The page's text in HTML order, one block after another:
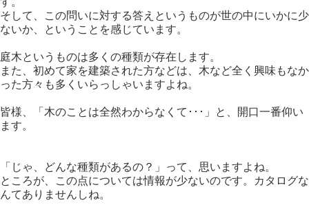
そして、この問いに対する答えというものが世の中にいかに少
ないか、ということを感じています。
庭木というものは多くの種類が存在します。
また、初めて家を建築された方などは、木など全く興味もなか
った方々も多くいらっしゃいますよね。
皆様、「木のことは全然わからなくて･･･」と、開口一番仰い
ます。
「じゃ、どんな種類があるの？」って、思いますよね。
ところが、この点については情報が少ないのです。カタログな
んてありませんしね。